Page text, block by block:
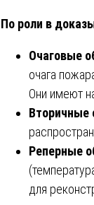
По роли в
Очаговые
очага
Они имеют
Вторичные
Реперные
для